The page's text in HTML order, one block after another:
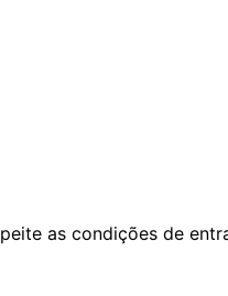
as condições de